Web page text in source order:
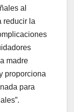
al
reducir la
madre
proporciona
para